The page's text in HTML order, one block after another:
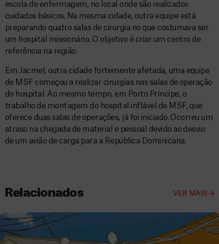
escola de enfermagem, no local onde são realizados
cuidados básicos. Na mesma cidade, outra equipe está
preparando quatro salas de cirurgia no que costumava ser
um hospital missionário. O objetivo é criar um centro de
referência na região.
Em Jacmel, outra cidade fortemente afetada, uma equipe
de MSF começou a realizar cirurgias nas salas de operação
do hospital. Ao mesmo tempo, em Porto Príncipe, o
trabalho de montagem do hospital inflável de MSF, que
oferece duas salas de operações, já foi iniciado. Ocorreu um
atraso na chegada de material e pessoal devido ao desvio
de um avião de carga para a República Dominicana.
Relacionados VER MAIS